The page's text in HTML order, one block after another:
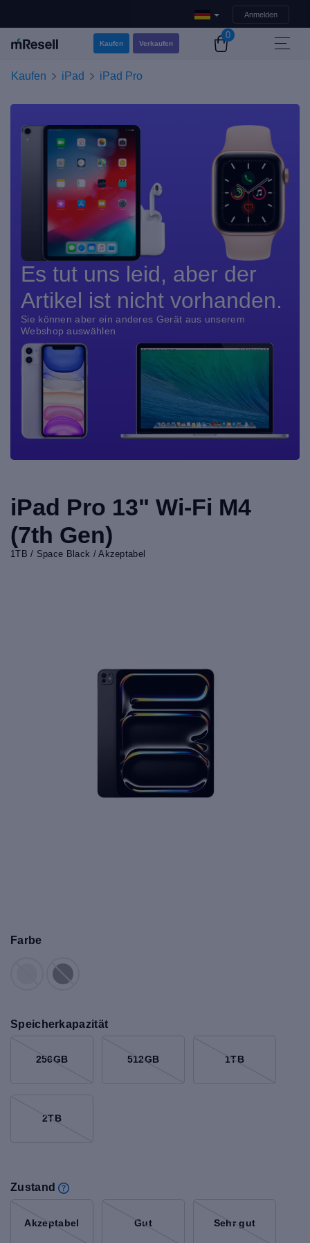
Anmelden
Kaufen Verkaufen
0
Kaufen iPad iPad Pro
Es tut uns leid, aber der
Artikel ist nicht vorhanden.
Sie können aber ein anderes Gerät aus unserem
Webshop auswählen
iPad Pro 13" Wi-Fi M4
(7th Gen)
1TB / Space Black / Akzeptabel
Farbe
Speicherkapazität
256GB 512GB 1TB
2TB
Zustand
Akzeptabel Gut Sehr gut